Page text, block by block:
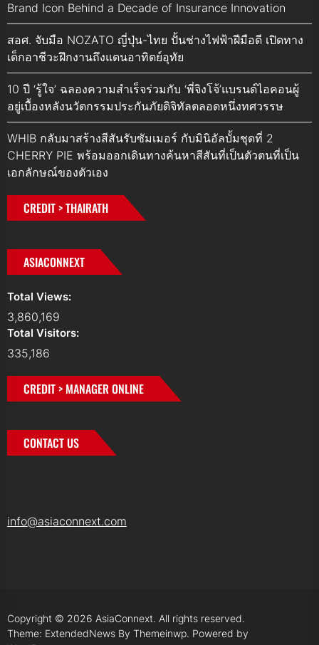
Brand Icon Behind a Decade of Insurance Innovation
สอศ. จับมือ NOZATO ญี่ปุ่น-ไทย ปั้นช่างไฟฟ้าฝีมือดี เปิดทาง
เด็กอาชีวะฝึกงานถึงแดนอาทิตย์อุทัย
10 ปี ‘รู้ใจ’ ฉลองความสำเร็จร่วมกับ ‘พี่จิงโจ้’แบรนด์ไอคอนผู้
อยู่เบื้องหลังนวัตกรรมประกันภัยดิจิทัลตลอดหนึ่งทศวรรษ
WHIB กลับมาสร้างสีสันรับซัมเมอร์ กับมินิอัลบั้มชุดที่ 2
CHERRY PIE พร้อมออกเดินทางค้นหาสีสันที่เป็นตัวตนที่เป็น
เอกลักษณ์ของตัวเอง
CREDIT > THAIRATH
ASIACONNEXT
Total Views:
3,860,169
Total Visitors:
335,186
CREDIT > MANAGER ONLINE
CONTACT US
info@asiaconnext.com
Copyright © 2026 AsiaConnext. All rights reserved.
Theme: ExtendedNews By Themeinwp. Powered by